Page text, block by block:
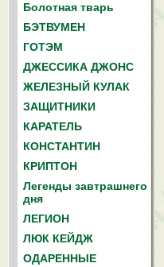
Болотная тварь
БЭТВУМЕН
ГОТЭМ
ДЖЕССИКА ДЖОНС
ЖЕЛЕЗНЫЙ КУЛАК
ЗАЩИТНИКИ
КАРАТЕЛЬ
КОНСТАНТИН
КРИПТОН
Легенды завтрашнего
дня
ЛЕГИОН
ЛЮК КЕЙДЖ
ОДАРЕННЫЕ